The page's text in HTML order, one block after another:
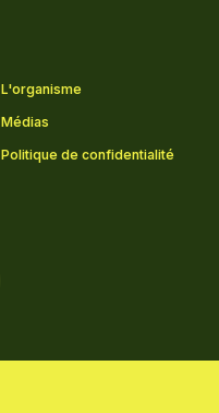
L'organisme
Médias
Politique de confidentialité